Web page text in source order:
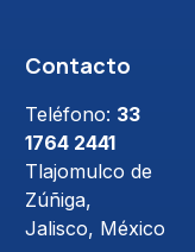
Contacto
Teléfono: 33
1764 2441
Tlajomulco de
Zúñiga,
Jalisco, México